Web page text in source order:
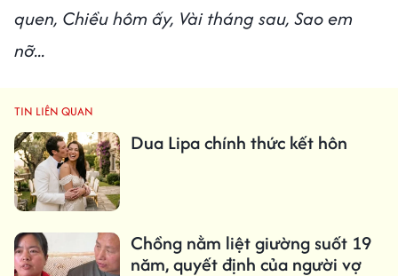
quen, Chiều hôm ấy, Vài tháng sau, Sao em
nỡ...
TIN LIÊN QUAN
Dua Lipa chính thức kết hôn
Chồng nằm liệt giường suốt 19
năm, quyết định của người vợ